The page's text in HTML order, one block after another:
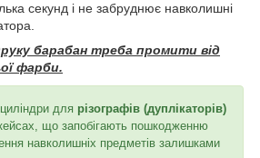
секунд і не забруднює навколишні
барабан треба промити від
фарби.
для різографів (дуплікаторів)
що запобігають пошкодженню
навколишніх предметів залишками